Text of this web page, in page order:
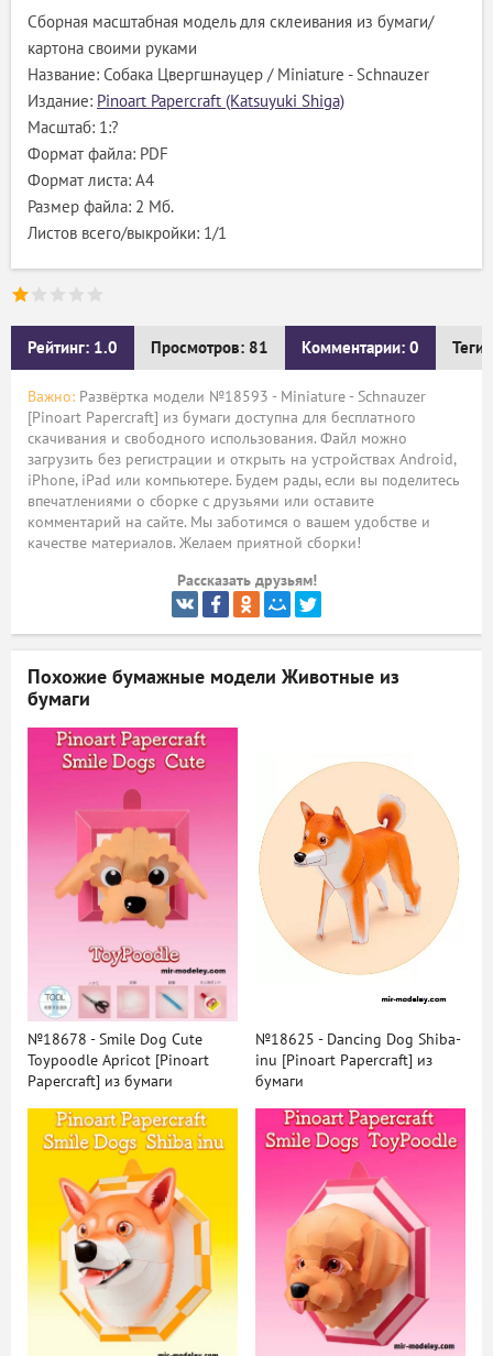
Сборная масштабная модель для склеивания из бумаги/
картона своими руками
Название: Собака Цвергшнауцер / Miniature - Schnauzer
Издание: Pinoart Papercraft (Katsuyuki Shiga)
Масштаб: 1:?
Формат файла: PDF
Формат листа: А4
Размер файла: 2 Мб.
Листов всего/выкройки: 1/1
Рейтинг: 1.0 Просмотров: 81 Комментарии: 0 Теги:
Важно: Развёртка модели №18593 - Miniature - Schnauzer
[Pinoart Papercraft] из бумаги доступна для бесплатного
скачивания и свободного использования. Файл можно
загрузить без регистрации и открыть на устройствах Android,
iPhone, iPad или компьютере. Будем рады, если вы поделитесь
впечатлениями о сборке с друзьями или оставите
комментарий на сайте. Мы заботимся о вашем удобстве и
качестве материалов. Желаем приятной сборки!
Рассказать друзьям!
Похожие бумажные модели Животные из
бумаги
№18678 - Smile Dog Cute
Toypoodle Apricot [Pinoart
Papercraft] из бумаги
№18625 - Dancing Dog Shiba-
inu [Pinoart Papercraft] из
бумаги